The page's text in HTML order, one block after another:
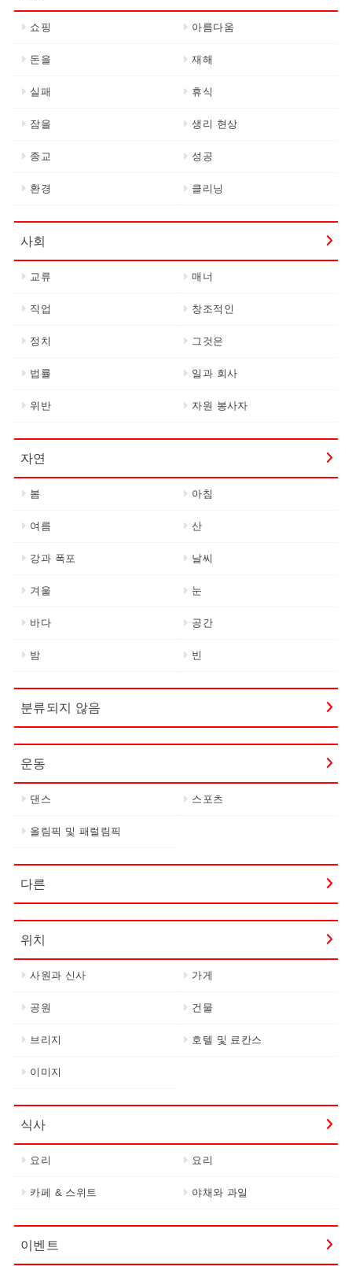
쇼핑 아름다움
돈을 재해
실패 휴식
잠을 생리 현상
종교 성공
환경 클리닝
사회
교류 매너
직업 창조적인
정치 그것은
법률 일과 회사
위반 자원 봉사자
자연
봄 아침
여름 산
강과 폭포 날씨
겨울 눈
바다 공간
밤 빈
분류되지 않음
운동
댄스 스포츠
올림픽 및 패럴림픽
다른
위치
사원과 신사 가게
공원 건물
브리지 호텔 및 료칸스
이미지
식사
요리 요리
카페 & 스위트 야채와 과일
이벤트